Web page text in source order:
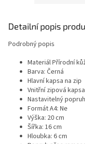
Detailní popis
Podrobný popis
Materiál Přírodní
Barva: Černá
Hlavní kapsa na zip
Vnitřní zipová
Nastavitelný
Formát A4: Ne
Výška: 20 cm
Šířka: 16 cm
Hloubka: 6 cm